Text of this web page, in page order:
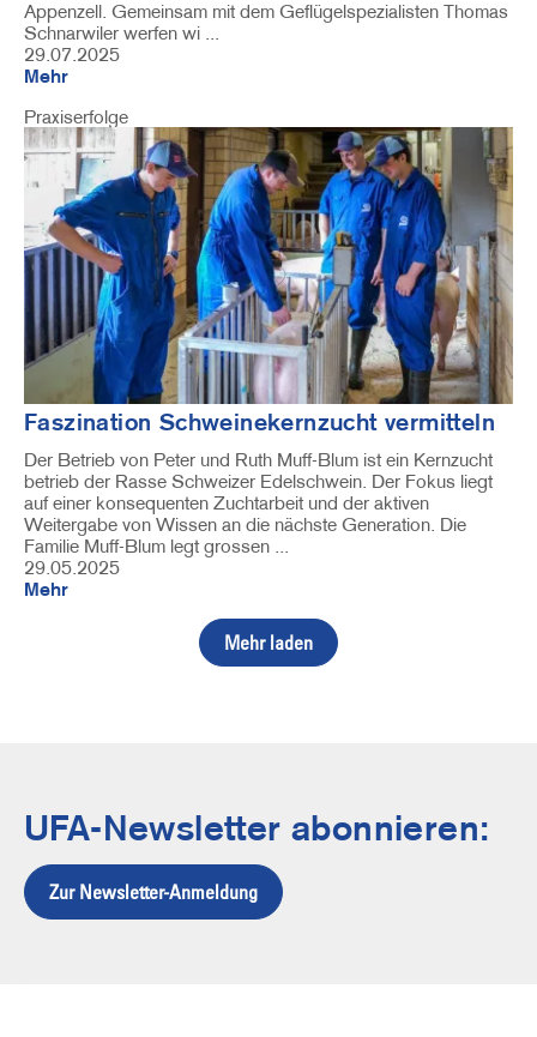
Appenzell. Gemeinsam mit dem Geflügelspezialisten Thomas
Schnarwiler werfen wi ...
29.07.2025
Mehr
Praxiserfolge
Image
Faszination Schweinekernzucht vermitteln
Der Betrieb von Peter und Ruth Muff-Blum ist ein Kernzucht
betrieb der Rasse Schweizer Edelschwein. Der Fokus liegt
auf einer konsequenten Zuchtarbeit und der aktiven
Weitergabe von Wissen an die nächste Generation. Die
Familie Muff-Blum legt grossen ...
29.05.2025
Mehr
Mehr laden
UFA-Newsletter abonnieren:
Zur Newsletter-Anmeldung